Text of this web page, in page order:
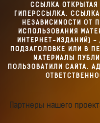
ССЫЛКА
ГИПЕРССЫЛКА.
НЕЗАВИСИМОСТИ ОТ
ИСПОЛЬЗОВАНИЯ
ИНТЕРНЕТ-ИЗДАНИЙ)
ПОДЗАГОЛОВКЕ ИЛИ В
МАТЕРИАЛЫ
ПОЛЬЗОВАТИЛИ САЙТА.
Партнеры нашего